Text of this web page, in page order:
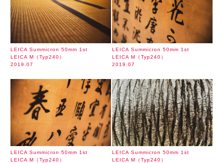
LEICA Summicron 50mm 1st
LEICA M（Typ240）
2019.07
LEICA Summicron 50mm 1st
LEICA M（Typ240）
2019.07
LEICA Summicron 50mm 1st
LEICA M（Typ240）
LEICA Summicron 50mm 1st
LEICA M（Typ240）